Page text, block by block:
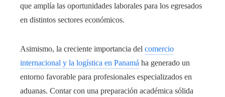
que amplía las oportunidades laborales para los egresados
en distintos sectores económicos.
Asimismo, la creciente importancia del comercio
internacional y la logística en Panamá ha generado un
entorno favorable para profesionales especializados en
aduanas. Contar con una preparación académica sólida